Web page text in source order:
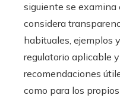
siguiente se examina
considera
habituales, ejemplos
regulatorio aplicable
recomendaciones
como para los